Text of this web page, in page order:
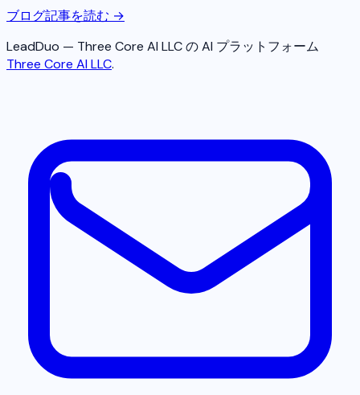
ブログ記事を読む →
LeadDuo — Three Core AI LLC の AI プラットフォーム
Three Core AI LLC.